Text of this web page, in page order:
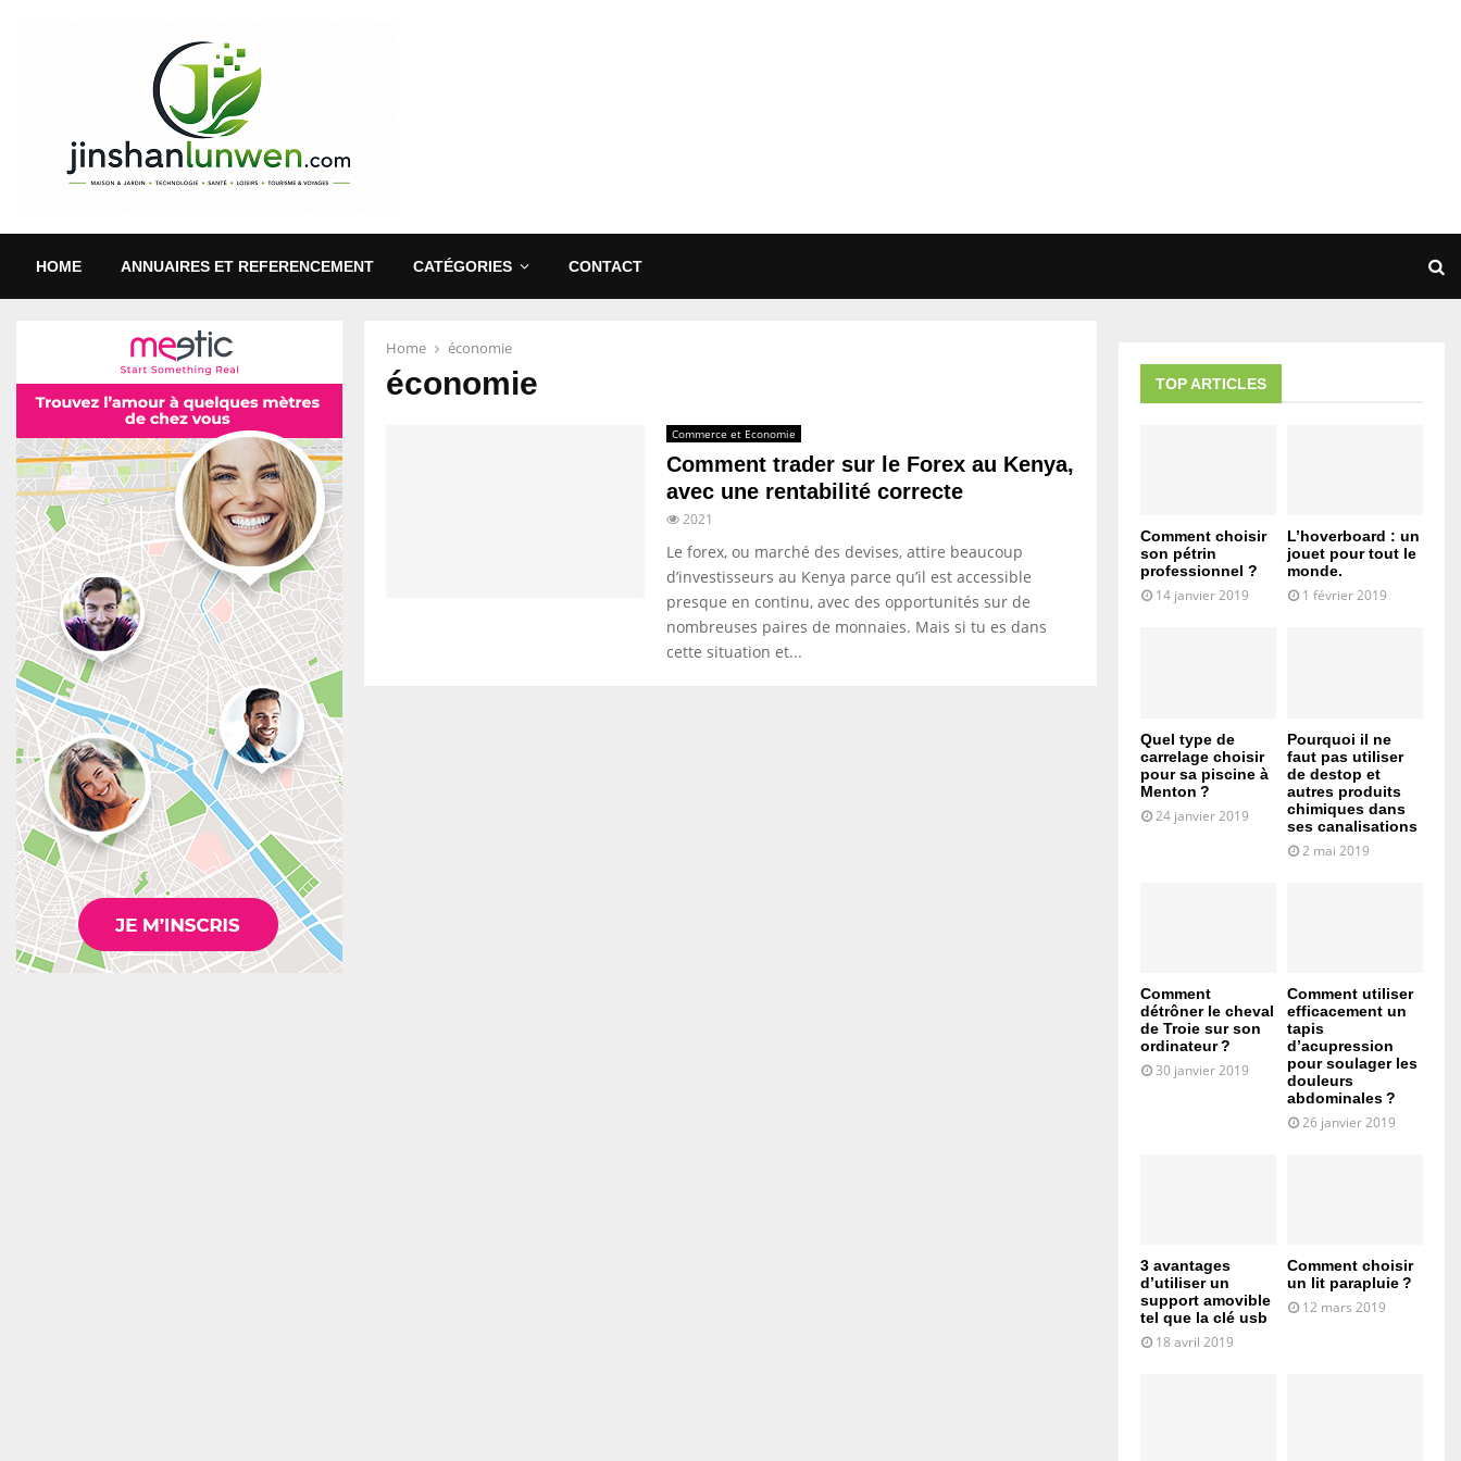
HOME ANNUAIRES ET REFERENCEMENT CATÉGORIES CONTACT
Home économie
économie
Commerce et Economie
Comment trader sur le Forex au Kenya,
avec une rentabilité correcte
2021
Le forex, ou marché des devises, attire beaucoup
d’investisseurs au Kenya parce qu’il est accessible
presque en continu, avec des opportunités sur de
nombreuses paires de monnaies. Mais si tu es dans
cette situation et...
TOP ARTICLES
Comment choisir
son pétrin
professionnel ?
14 janvier 2019
L’hoverboard : un
jouet pour tout le
monde.
1 février 2019
Quel type de
carrelage choisir
pour sa piscine à
Menton ?
24 janvier 2019
Pourquoi il ne
faut pas utiliser
de destop et
autres produits
chimiques dans
ses canalisations
2 mai 2019
Comment
détrôner le cheval
de Troie sur son
ordinateur ?
30 janvier 2019
Comment utiliser
efficacement un
tapis
d’acupression
pour soulager les
douleurs
abdominales ?
26 janvier 2019
3 avantages
d’utiliser un
support amovible
tel que la clé usb
18 avril 2019
Comment choisir
un lit parapluie ?
12 mars 2019